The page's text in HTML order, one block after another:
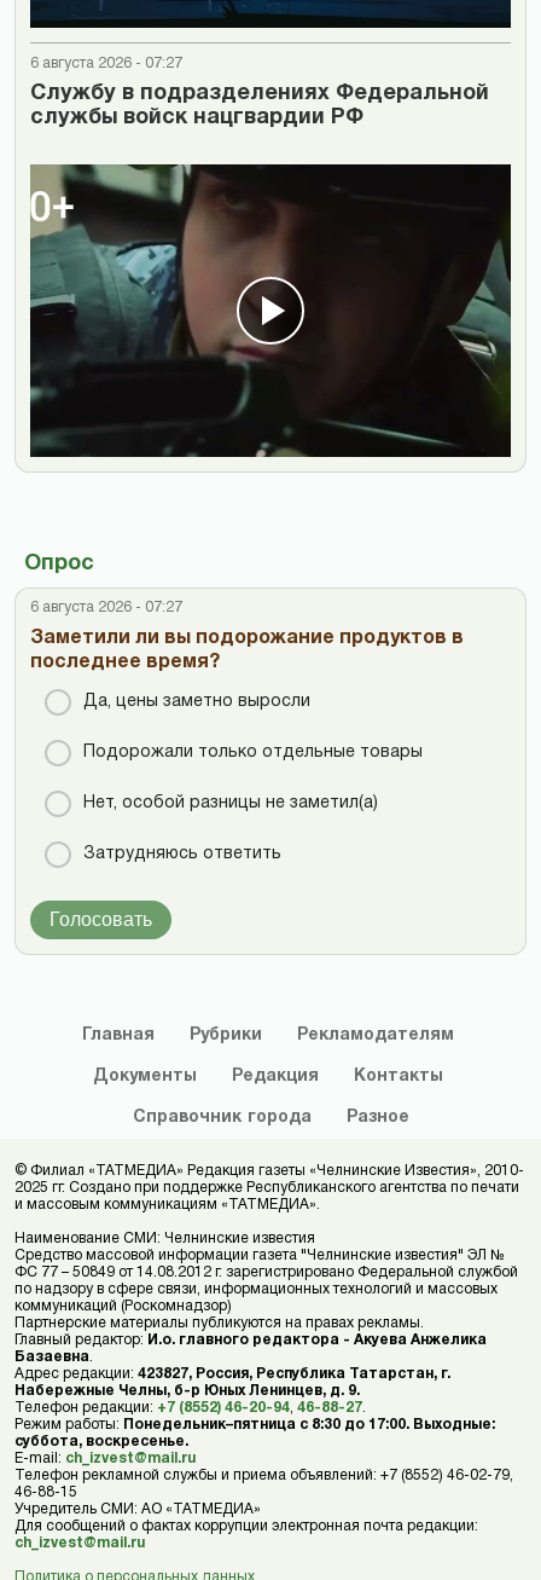
6 августа 2026 - 07:27
Cлужбу в подразделениях Федеральной
службы войск нацгвардии РФ
Опрос
6 августа 2026 - 07:27
Заметили ли вы подорожание продуктов в
последнее время?
Да, цены заметно выросли
Подорожали только отдельные товары
Нет, особой разницы не заметил(а)
Затрудняюсь ответить
Голосовать
Главная Рубрики Рекламодателям
Документы Редакция Контакты
Справочник города Разное
© Филиал «ТАТМЕДИА» Редакция газеты «Челнинские Известия», 2010-
2025 гг. Создано при поддержке Республиканского агентства по печати
и массовым коммуникациям «ТАТМЕДИА».
Наименование СМИ: Челнинские известия
Средство массовой информации газета "Челнинские известия" ЭЛ №
ФС 77 – 50849 от 14.08.2012 г. зарегистрировано Федеральной службой
по надзору в сфере связи, информационных технологий и массовых
коммуникаций (Роскомнадзор)
Партнерские материалы публикуются на правах рекламы.
Главный редактор: И.о. главного редактора - Акуева Анжелика
Базаевна
Адрес редакции: 423827, Россия, Республика Татарстан, г.
Набережные Челны, б-р Юных Ленинцев, д. 9.
Телефон редакции: +7 (8552) 46-20-94 46-88-27
Режим работы: Понедельник–пятница с 8:30 до 17:00. Выходные:
суббота, воскресенье.
E-mail: ch_izvest@mail.ru
Телефон рекламной службы и приема объявлений: +7 (8552) 46-02-79,
46-88-15
Учредитель СМИ: АО «ТАТМЕДИА»
Для сообщений о фактах коррупции электронная почта редакции:
ch_izvest@mail.ru
Политика о персональных данных